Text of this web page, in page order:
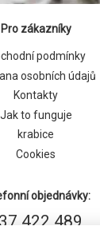
Pro zákazníky
podmínky
osobních údajů
Kontakty
Jak to funguje
krabice
Cookies
objednávky:
422 489